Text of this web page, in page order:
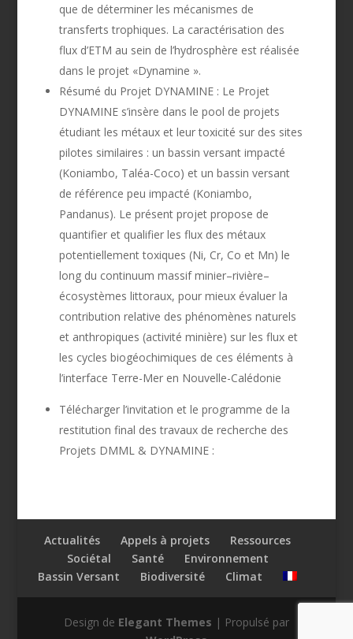
que de déterminer les mécanismes de
transferts trophiques. La caractérisation des
flux d’ETM au sein de l’hydrosphère est réalisée
dans le projet «Dynamine ».
Résumé du Projet DYNAMINE : Le Projet
DYNAMINE s’insère dans le pool de projets
étudiant les métaux et leur toxicité sur des sites
pilotes similaires : un bassin versant impacté
(Koniambo, Taléa-Coco) et un bassin versant
de référence peu impacté (Koniambo,
Pandanus). Le présent projet propose de
quantifier et qualifier les flux des métaux
potentiellement toxiques (Ni, Cr, Co et Mn) le
long du continuum massif minier–rivière–
écosystèmes littoraux, pour mieux évaluer la
contribution relative des phénomènes naturels
et anthropiques (activité minière) sur les flux et
les cycles biogéochimiques de ces éléments à
l’interface Terre-Mer en Nouvelle-Calédonie
Télécharger l’invitation et le programme de la
restitution final des travaux de recherche des
Projets DMML & DYNAMINE :
Actualités Appels à projets
Ressources
Sociétal
Santé
Environnement
Bassin Versant
Biodiversité Climat
Design de Elegant Themes | Propulsé par